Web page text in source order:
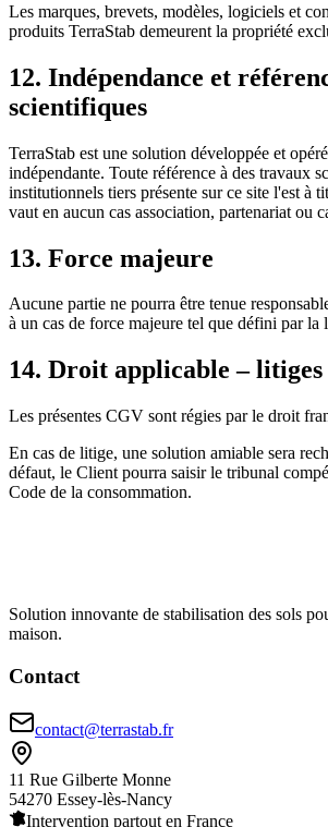
Les marques, brevets, modèles, logiciels et
produits TerraStab demeurent la propriété
12. Indépendance et
scientifiques
TerraStab est une solution développée et
indépendante. Toute référence à des travaux
institutionnels tiers présente sur ce site l'est à
vaut en aucun cas association, partenariat ou
13. Force majeure
Aucune partie ne pourra être tenue
à un cas de force majeure tel que défini par la
14. Droit applicable – litiges
Les présentes CGV sont régies par le droit
En cas de litige, une solution amiable sera
défaut, le Client pourra saisir le tribunal
Code de la consommation.
Solution innovante de stabilisation des sols
maison.
Contact
contact@terrastab.fr
11 Rue Gilberte Monne
54270 Essey-lès-Nancy
Intervention partout en France